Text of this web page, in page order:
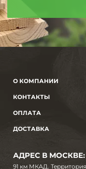
О КОМПАНИИ
КОНТАКТЫ
ОПЛАТА
ДОСТАВКА
АДРЕС В МОСКВЕ:
91 км МКАД.